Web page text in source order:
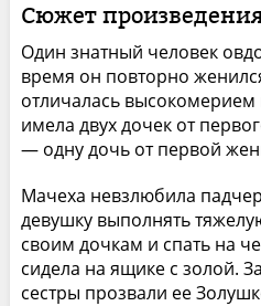
Сюжет
Один знатный человек
время он повторно
отличалась
имела двух дочек от
— одну дочь от первой
Мачеха невзлюбила
девушку выполнять
своим дочкам и спать на
сидела на ящике с золой.
сестры прозвали ее